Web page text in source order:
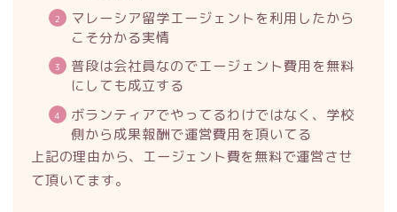
マレーシア留学エージェントを利用したから
こそ分かる実情
普段は会社員なのでエージェント費用を無料
にしても成立する
ボランティアでやってるわけではなく、学校
側から成果報酬で運営費用を頂いてる
上記の理由から、エージェント費を無料で運営させ
て頂いてます。